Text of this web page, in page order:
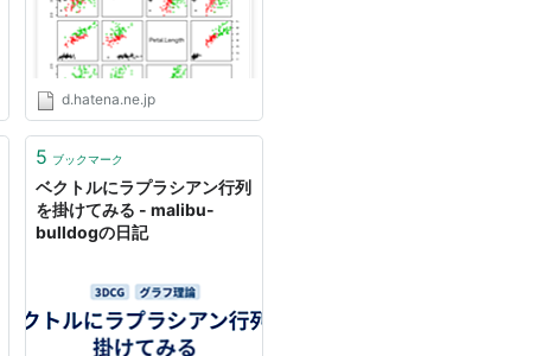
d.hatena.ne.jp
5 ブックマーク
ベクトルにラプラシアン行列
を掛けてみる - malibu-
bulldogの日記